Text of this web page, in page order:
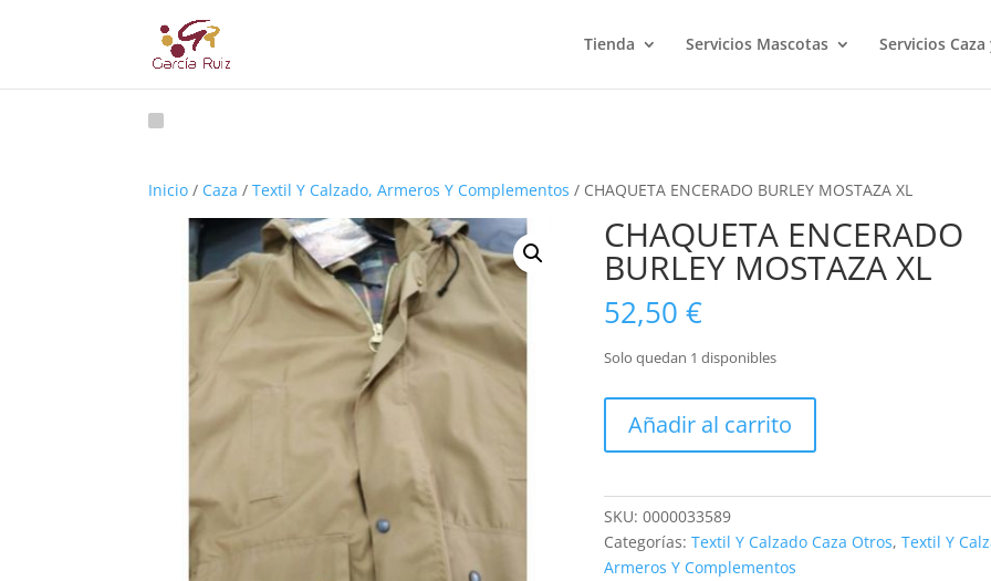
Tienda Servicios Mascotas Servicios Caza
Inicio / Caza /Textil Y Calzado, Armeros Y Complementos / CHAQUETA ENCERADO BURLEY MOSTAZA XL
CHAQUETA ENCERADO
BURLEY MOSTAZA XL
52,50€
Solo quedan 1 disponibles
ENCERADO
BURLEY
XL
cantidad
Añadir al carrito
SKU:0000033589
Categorías:Textil Y Calzado Caza Otros,Textil Y
Armeros Y Complementos